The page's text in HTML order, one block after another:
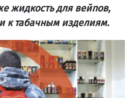
жидкость для вейпов,
к табачным изделиям.